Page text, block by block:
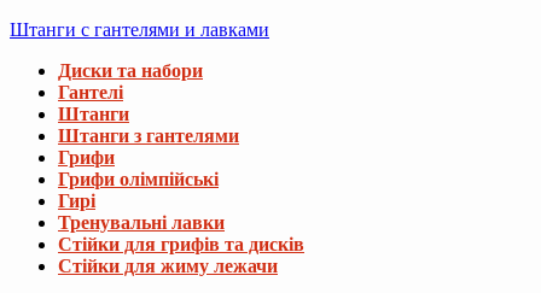
Штанги с гантелями и лавками
Диски та набори
Гантелі
Штанги
Штанги з гантелями
Грифи
Грифи олімпійські
Гирі
Тренувальні лавки
Стійки для грифів та дисків
Стійки для жиму лежачи